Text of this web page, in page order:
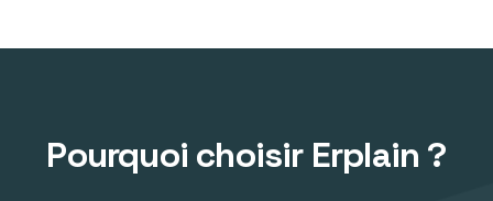
Pourquoi choisir Erplain ?